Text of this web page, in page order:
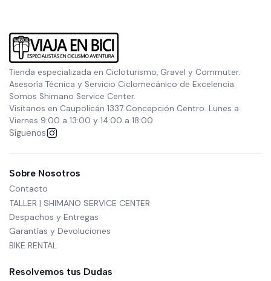
Tienda especializada en Cicloturismo, Gravel y Commuter.
Asesoría Técnica y Servicio Ciclomecánico de Excelencia.
Somos Shimano Service Center.
Visítanos en Caupolicán 1337 Concepción Centro. Lunes a
Viernes 9:00 a 13:00 y 14:00 a 18:00
Síguenos
Sobre Nosotros
Contacto
TALLER | SHIMANO SERVICE CENTER
Despachos y Entregas
Garantías y Devoluciones
BIKE RENTAL
Resolvemos tus Dudas